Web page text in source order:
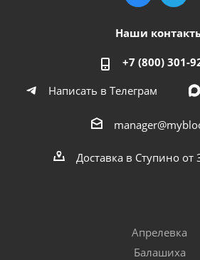
Наши
+7 (800) 301-
Написать в Телеграм
Доставка в Ступино от
Апрелевка
Балашиха